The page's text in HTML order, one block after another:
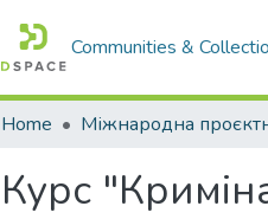
Communities &
Home
Курс